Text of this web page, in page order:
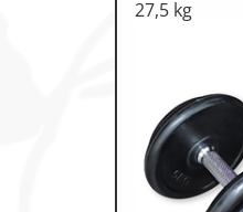
27,5 kg